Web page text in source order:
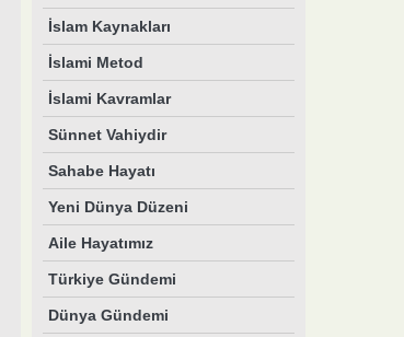
İslam Kaynakları
İslami Metod
İslami Kavramlar
Sünnet Vahiydir
Sahabe Hayatı
Yeni Dünya Düzeni
Aile Hayatımız
Türkiye Gündemi
Dünya Gündemi